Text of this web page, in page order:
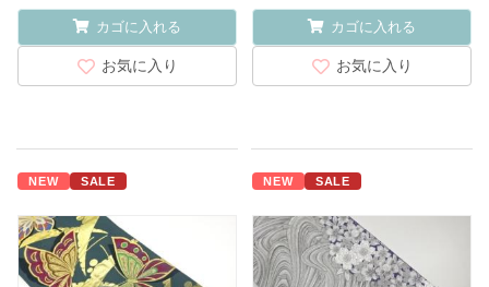
カゴに入れる
お気に入り
カゴに入れる
お気に入り
NEW SALE NEW SALE